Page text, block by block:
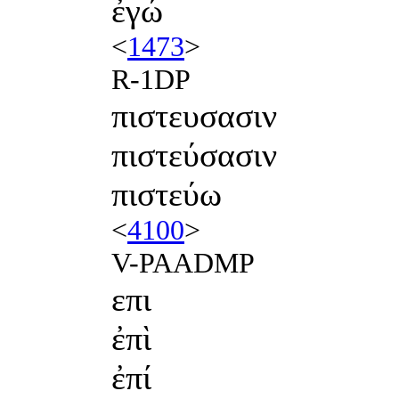
ἐγώ
<1473>
R-1DP
πιστευσασιν
πιστεύσασιν
πιστεύω
<4100>
V-PAADMP
επι
ἐπὶ
ἐπί